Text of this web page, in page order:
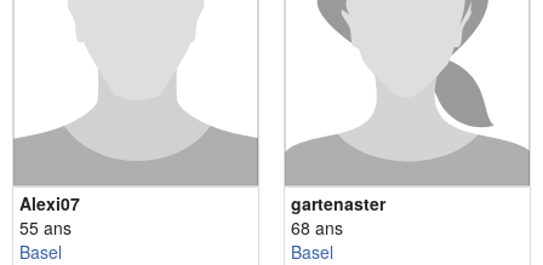
Alexi07
55 ans
Basel
gartenaster
68 ans
Basel